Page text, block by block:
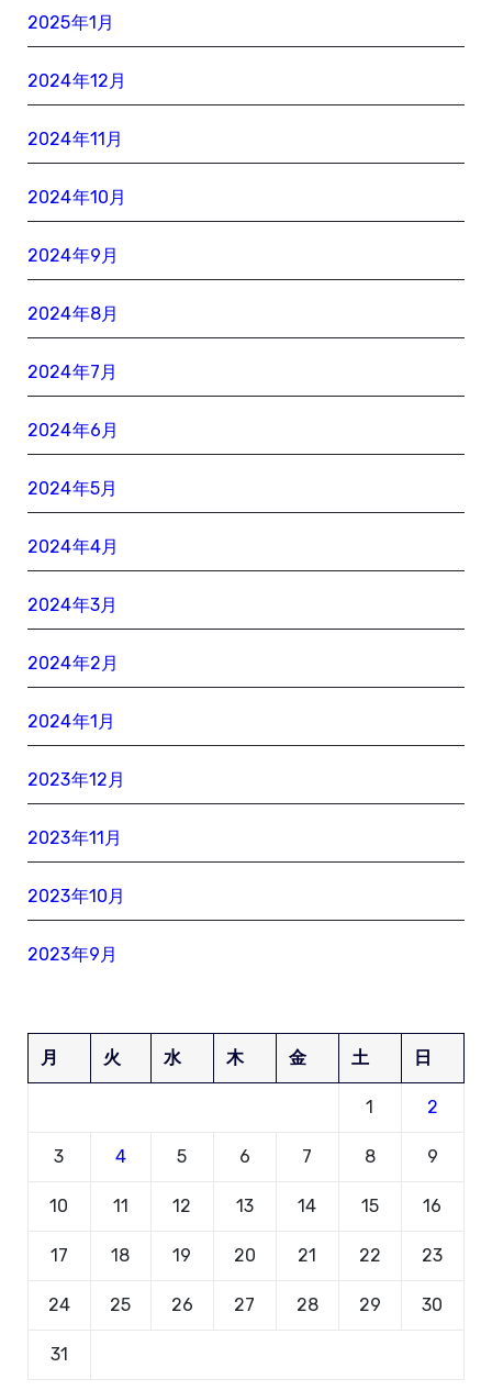
2025年1月
2024年12月
2024年11月
2024年10月
2024年9月
2024年8月
2024年7月
2024年6月
2024年5月
2024年4月
2024年3月
2024年2月
2024年1月
2023年12月
2023年11月
2023年10月
2023年9月
月 火 水 木 金 土 日
1 2
3 4 5 6 7 8 9
10 11 12 13 14 15 16
17 18 19 20 21 22 23
24 25 26 27 28 29 30
31